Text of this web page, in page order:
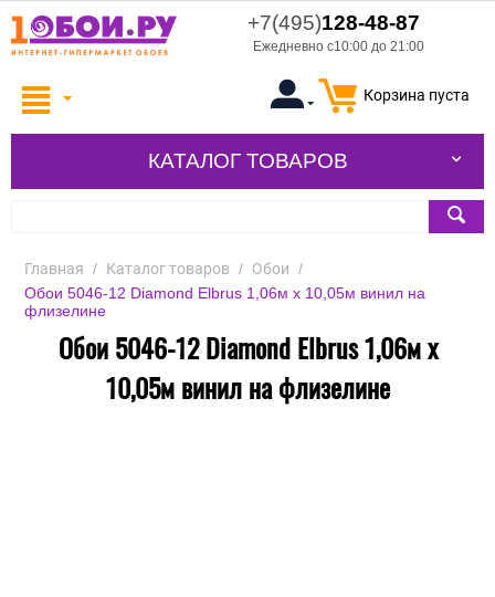
+7(495)128-48-87
Ежедневно с10:00 до 21:00
Корзина пуста
КАТАЛОГ ТОВАРОВ
Главная / Каталог товаров / Обои /
Обои 5046-12 Diamond Elbrus 1,06м х 10,05м винил на
флизелине
Обои 5046-12 Diamond Elbrus 1,06м х
10,05м винил на флизелине